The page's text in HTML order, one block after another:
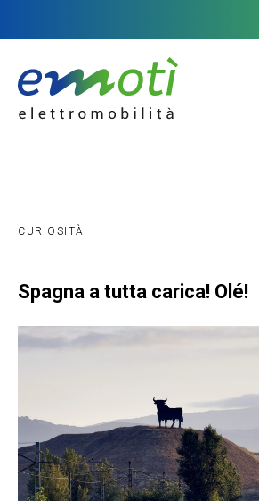
CURIOSITÀ
Spagna a tutta carica! Olé!